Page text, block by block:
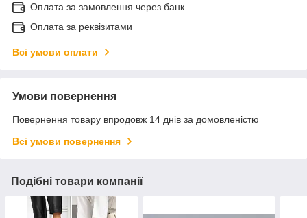
Оплата за замовлення через банк
Оплата за реквізитами
Всі умови оплати
Умови повернення
Повернення товару впродовж 14 днів за домовленістю
Всі умови повернення
Подібні товари компанії